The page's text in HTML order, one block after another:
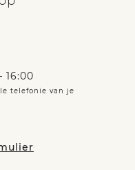
16:00
telefonie van je